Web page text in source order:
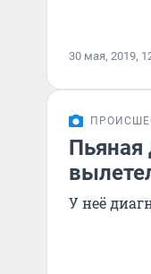
30 мая, 2019,
Пьяная
У неё